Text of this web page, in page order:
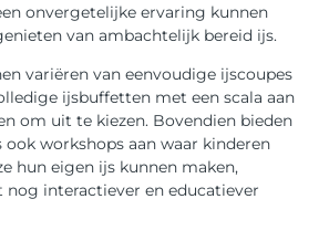
onvergetelijke ervaring kunnen
van ambachtelijk bereid ijs.
variëren van eenvoudige ijscoupes
ijsbuffetten met een scala aan
om uit te kiezen. Bovendien bieden
workshops aan waar kinderen
hun eigen ijs kunnen maken,
nog interactiever en educatiever